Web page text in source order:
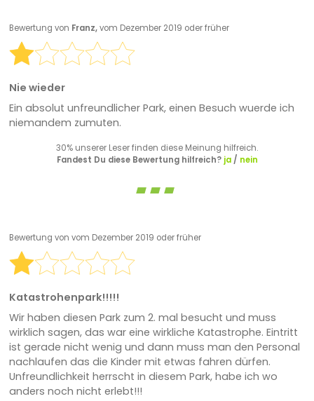
Bewertung von Franz,vom Dezember 2019 oder früher
Nie wieder
Ein absolut unfreundlicher Park, einen Besuch wuerde ich
niemandem zumuten.
30% unserer Leser finden diese Meinung hilfreich.
Fandest Du diese Bewertung hilfreich? ja/ nein
Bewertung von vom Dezember 2019 oder früher
Katastrohenpark!!!!!
Wir haben diesen Park zum 2. mal besucht und muss
wirklich sagen, das war eine wirkliche Katastrophe. Eintritt
ist gerade nicht wenig und dann muss man den Personal
nachlaufen das die Kinder mit etwas fahren dürfen.
Unfreundlichkeit herrscht in diesem Park, habe ich wo
anders noch nicht erlebt!!!